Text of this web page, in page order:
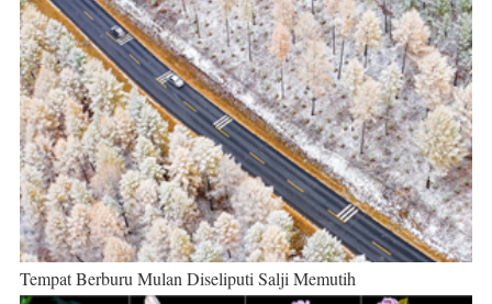
Tempat Berburu Mulan Diseliputi Salji Memutih